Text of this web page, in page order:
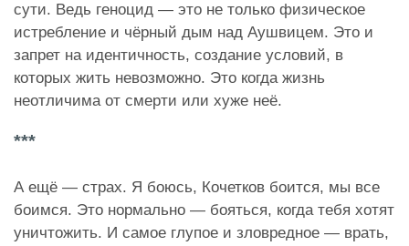
сути. Ведь геноцид — это не только физическое
истребление и чёрный дым над Аушвицем. Это и
запрет на идентичность, создание условий, в
которых жить невозможно. Это когда жизнь
неотличима от смерти или хуже неё.
***
А ещё — страх. Я боюсь, Кочетков боится, мы все
боимся. Это нормально — бояться, когда тебя хотят
уничтожить. И самое глупое и зловредное — врать,